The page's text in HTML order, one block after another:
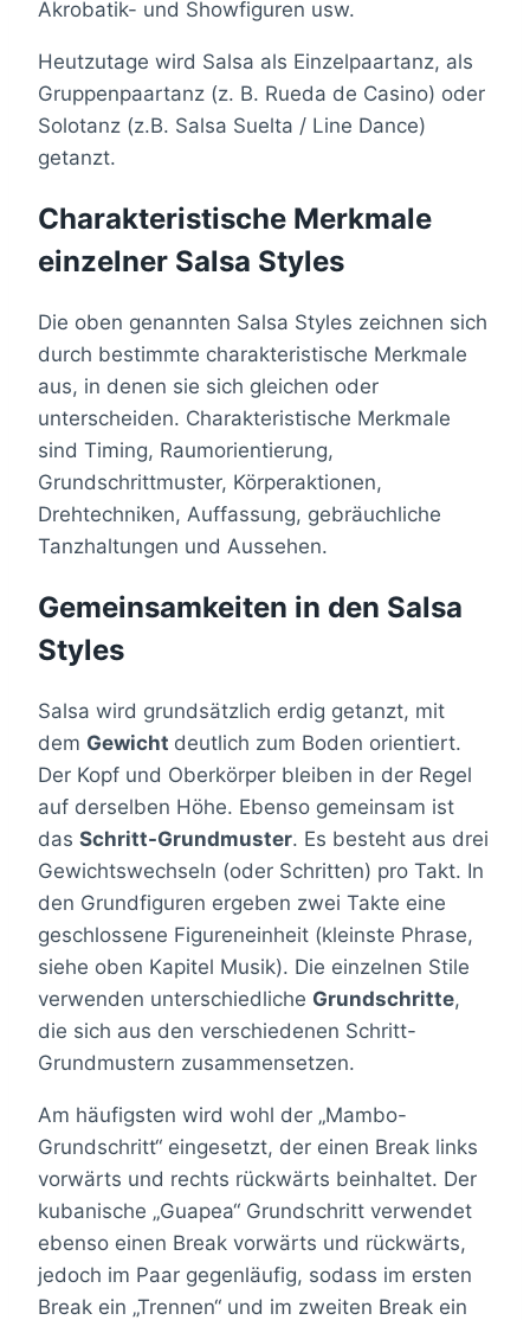
Akrobatik- und Showfiguren usw.
Heutzutage wird Salsa als Einzelpaartanz, als
Gruppenpaartanz (z. B. Rueda de Casino) oder
Solotanz (z.B. Salsa Suelta / Line Dance)
getanzt.
Charakteristische Merkmale
einzelner Salsa Styles
Die oben genannten Salsa Styles zeichnen sich
durch bestimmte charakteristische Merkmale
aus, in denen sie sich gleichen oder
unterscheiden. Charakteristische Merkmale
sind Timing, Raumorientierung,
Grundschrittmuster, Körperaktionen,
Drehtechniken, Auffassung, gebräuchliche
Tanzhaltungen und Aussehen.
Gemeinsamkeiten in den Salsa
Styles
Salsa wird grundsätzlich erdig getanzt, mit
dem Gewicht deutlich zum Boden orientiert.
Der Kopf und Oberkörper bleiben in der Regel
auf derselben Höhe. Ebenso gemeinsam ist
das Schritt-Grundmuster. Es besteht aus drei
Gewichtswechseln (oder Schritten) pro Takt. In
den Grundfiguren ergeben zwei Takte eine
geschlossene Figureneinheit (kleinste Phrase,
siehe oben Kapitel Musik). Die einzelnen Stile
verwenden unterschiedliche Grundschritte,
die sich aus den verschiedenen Schritt-
Grundmustern zusammensetzen.
Am häufigsten wird wohl der „Mambo-
Grundschritt“ eingesetzt, der einen Break links
vorwärts und rechts rückwärts beinhaltet. Der
kubanische „Guapea“ Grundschritt verwendet
ebenso einen Break vorwärts und rückwärts,
jedoch im Paar gegenläufig, sodass im ersten
Break ein „Trennen“ und im zweiten Break ein